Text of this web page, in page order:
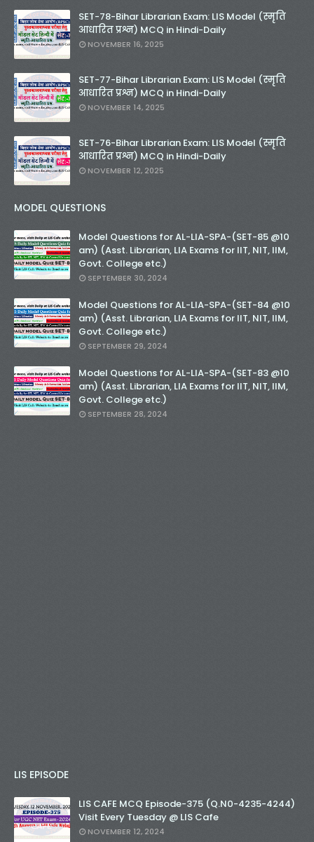
SET-78-Bihar Librarian Exam: LIS Model (स्मृति
आधारित प्रश्न) MCQ in Hindi-Daily
NOVEMBER 16, 2025
SET-77-Bihar Librarian Exam: LIS Model (स्मृति
आधारित प्रश्न) MCQ in Hindi-Daily
NOVEMBER 14, 2025
SET-76-Bihar Librarian Exam: LIS Model (स्मृति
आधारित प्रश्न) MCQ in Hindi-Daily
NOVEMBER 12, 2025
MODEL QUESTIONS
Model Questions for AL-LIA-SPA-(SET-85 @10
am) (Asst. Librarian, LIA Exams for IIT, NIT, IIM,
Govt. College etc.)
SEPTEMBER 30, 2024
Model Questions for AL-LIA-SPA-(SET-84 @10
am) (Asst. Librarian, LIA Exams for IIT, NIT, IIM,
Govt. College etc.)
SEPTEMBER 29, 2024
Model Questions for AL-LIA-SPA-(SET-83 @10
am) (Asst. Librarian, LIA Exams for IIT, NIT, IIM,
Govt. College etc.)
SEPTEMBER 28, 2024
LIS EPISODE
LIS CAFE MCQ Episode-375 (Q.N0-4235-4244)
Visit Every Tuesday @ LIS Cafe
NOVEMBER 12, 2024